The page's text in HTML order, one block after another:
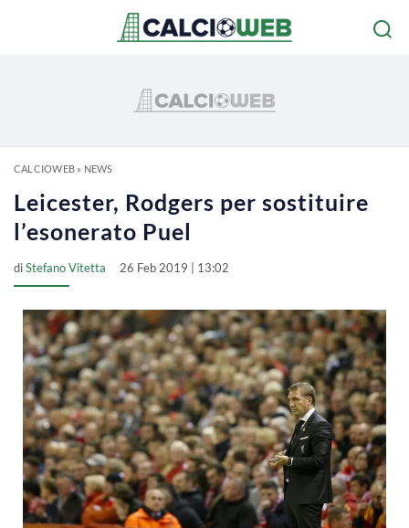
CALCIOWEB» NEWS
Leicester, Rodgers per sostituire
l’esonerato Puel
diStefano Vitetta 26 Feb 2019 | 13:02